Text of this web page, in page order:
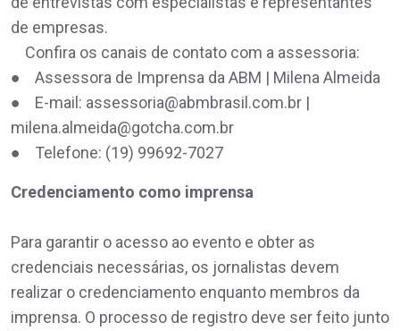
de empresas.
Confira os canais de contato com a assessoria:
● Assessora de Imprensa da ABM | Milena Almeida
● E-mail: assessoria@abmbrasil.com.br |
milena.almeida@gotcha.com.br
● Telefone: (19) 99692-7027
Credenciamento como imprensa
Para garantir o acesso ao evento e obter as
credenciais necessárias, os jornalistas devem
realizar o credenciamento enquanto membros da
imprensa. O processo de registro deve ser feito junto